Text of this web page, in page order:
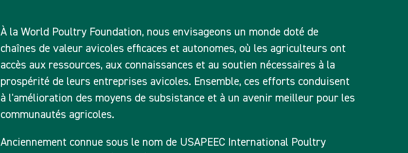
À la World Poultry Foundation, nous envisageons un monde doté de
chaînes de valeur avicoles efficaces et autonomes, où les agriculteurs ont
accès aux ressources, aux connaissances et au soutien nécessaires à la
prospérité de leurs entreprises avicoles. Ensemble, ces efforts conduisent
à l'amélioration des moyens de subsistance et à un avenir meilleur pour les
communautés agricoles.
Anciennement connue sous le nom de USAPEEC International Poultry